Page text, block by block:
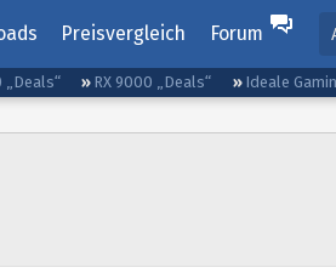
Preisvergleich Forum
„Deals“ RX 9000 „Deals“ Ideale